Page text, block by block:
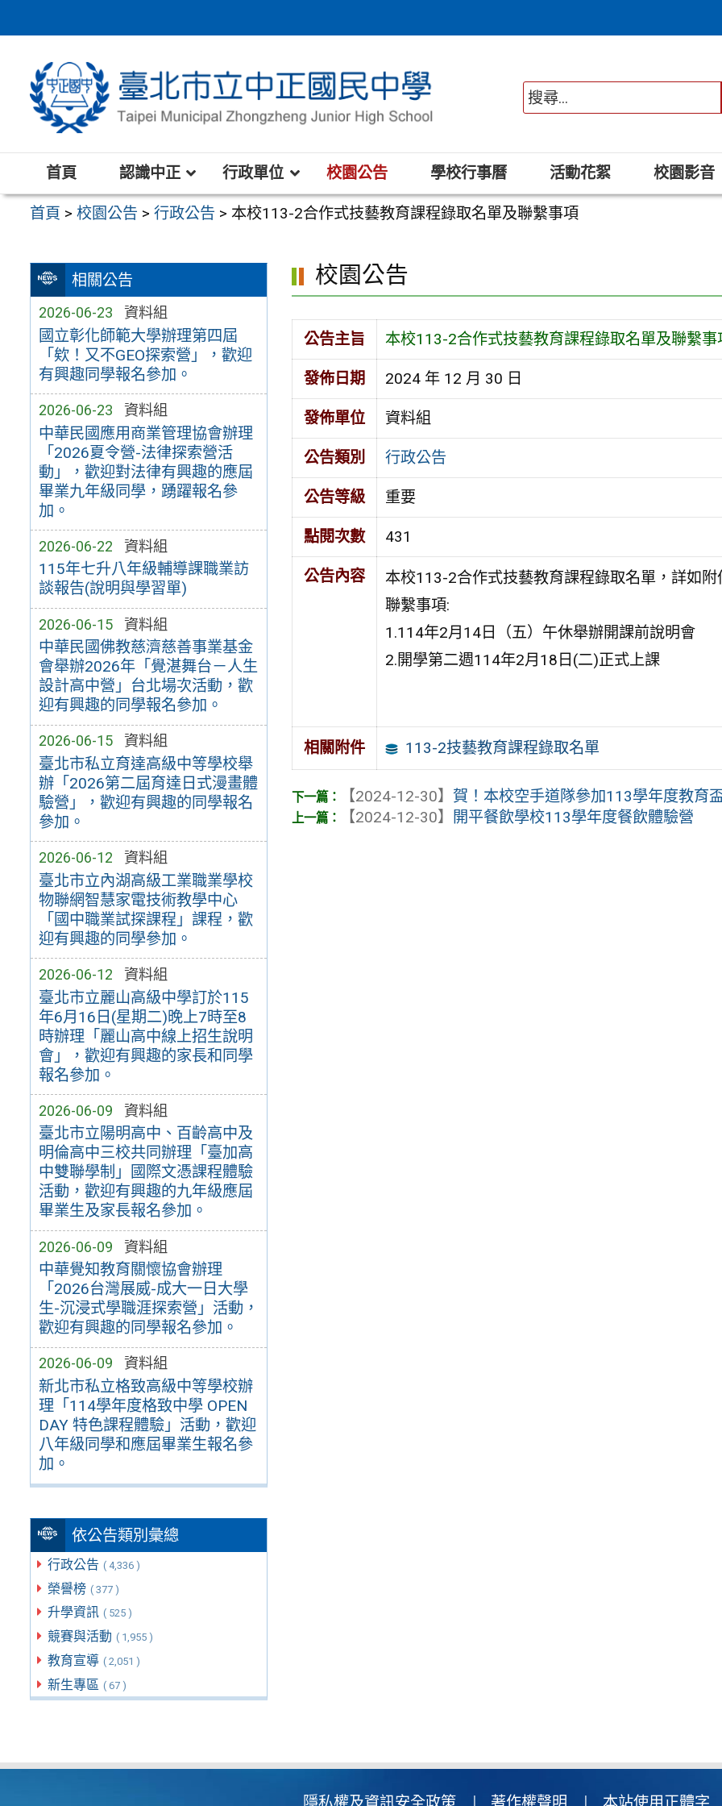
至
區
首頁
認識中正 行政單位 校園公告 學校行事曆 活動花絮 校園影音
首頁 >校園公告 >行政公告 > 本校113-2合作式技藝教育課程錄取名單及聯繫事項
相關公告
2026-06-23 資料組
國立彰化師範大學辦理第四屆
「欸！又不GEO探索營」，歡迎
有興趣同學報名參加。
2026-06-23 資料組
中華民國應用商業管理協會辦理
「2026夏令營-法律探索營活
動」，歡迎對法律有興趣的應屆
畢業九年級同學，踴躍報名參
加。
2026-06-22 資料組
115年七升八年級輔導課職業訪
談報告(說明與學習單)
2026-06-15 資料組
中華民國佛教慈濟慈善事業基金
會舉辦2026年「覺湛舞台－人生
設計高中營」台北場次活動，歡
迎有興趣的同學報名參加。
2026-06-15 資料組
臺北市私立育達高級中等學校舉
辦「2026第二屆育達日式漫畫體
驗營」，歡迎有興趣的同學報名
參加。
2026-06-12 資料組
臺北市立內湖高級工業職業學校
物聯網智慧家電技術教學中心
「國中職業試探課程」課程，歡
迎有興趣的同學參加。
2026-06-12 資料組
臺北市立麗山高級中學訂於115
年6月16日(星期二)晚上7時至8
時辦理「麗山高中線上招生說明
會」，歡迎有興趣的家長和同學
報名參加。
2026-06-09 資料組
臺北市立陽明高中、百齡高中及
明倫高中三校共同辦理「臺加高
中雙聯學制」國際文憑課程體驗
活動，歡迎有興趣的九年級應屆
畢業生及家長報名參加。
2026-06-09 資料組
中華覺知教育關懷協會辦理
「2026台灣展威-成大一日大學
生-沉浸式學職涯探索營」活動，
歡迎有興趣的同學報名參加。
2026-06-09 資料組
新北市私立格致高級中等學校辦
理「114學年度格致中學 OPEN
DAY 特色課程體驗」活動，歡迎
八年級同學和應屆畢業生報名參
加。
依公告類別彙總
行政公告 ( 4,336 )
榮譽榜 ( 377 )
升學資訊 ( 525 )
競賽與活動 ( 1,955 )
教育宣導 ( 2,051 )
新生專區 ( 67 )
校園公告
公告主旨 本校113-2合作式技藝教育課程錄取名單及聯繫事
發佈日期 2024 年 12 月 30 日
發佈單位 資料組
公告類別 行政公告
公告等級 重要
點閱次數 431
公告內容 本校113-2合作式技藝教育課程錄取名單，詳如附
聯繫事項:
1.114年2月14日（五）午休舉辦開課前說明會
2.開學第二週114年2月18日(二)正式上課
相關附件 113-2技藝教育課程錄取名單
【2024-12-30】賀！本校空手道隊參加113學年度教育
【2024-12-30】
開平餐飲學校113學年度餐飲體驗營
隱私權及資訊安全政策 著作權聲明 本站使用正體字